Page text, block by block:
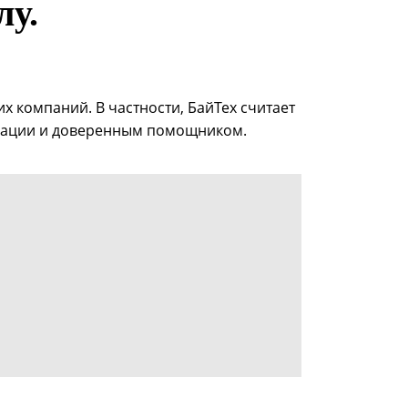
В частности, БайТех считает
и доверенным помощником.